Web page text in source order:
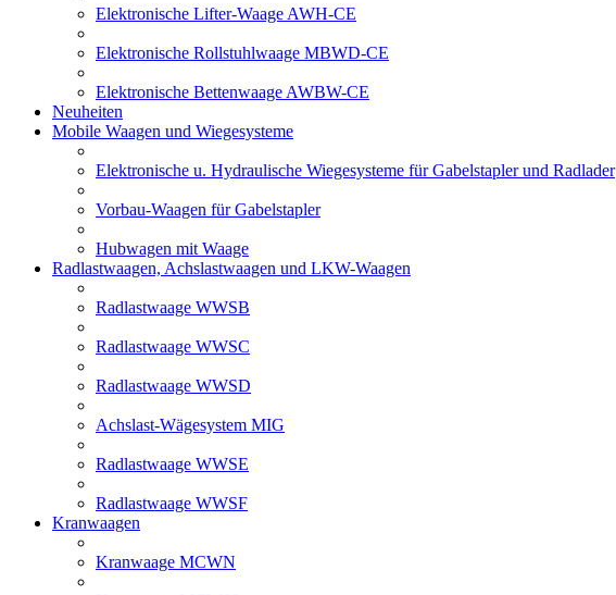
Elektronische Lifter-Waage AWH-CE
Elektronische Rollstuhlwaage MBWD-CE
Elektronische Bettenwaage AWBW-CE
Neuheiten
Mobile Waagen und Wiegesysteme
Elektronische u. Hydraulische Wiegesysteme für Gabelstapler und Radlader
Vorbau-Waagen für Gabelstapler
Hubwagen mit Waage
Radlastwaagen, Achslastwaagen und LKW-Waagen
Radlastwaage WWSB
Radlastwaage WWSC
Radlastwaage WWSD
Achslast-Wägesystem MIG
Radlastwaage WWSE
Radlastwaage WWSF
Kranwaagen
Kranwaage MCWN